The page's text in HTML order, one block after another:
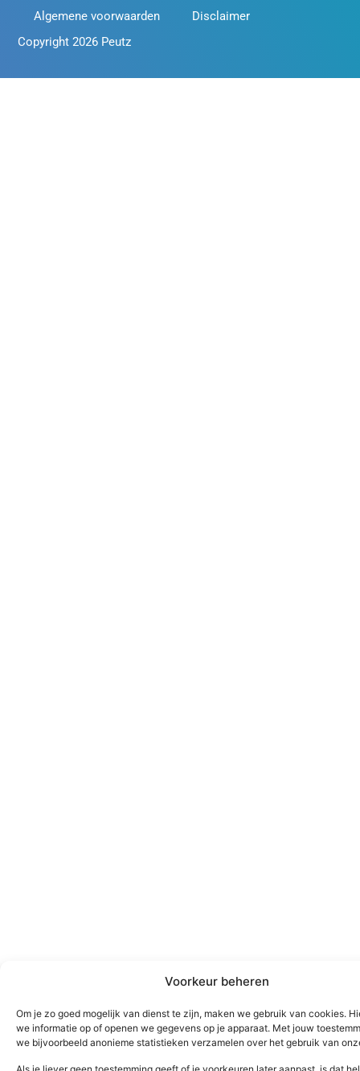
Voorkeur beheren
Om je zo goed mogelijk van dienst te zijn, maken we gebruik van cookies.
we informatie op of openen we gegevens op je apparaat. Met jouw
we bijvoorbeeld anonieme statistieken verzamelen over het gebruik van
Algemene voorwaarden
Disclaimer
Copyright 2026 Peutz